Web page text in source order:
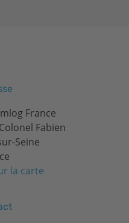
France
Fabien
Seine
la carte